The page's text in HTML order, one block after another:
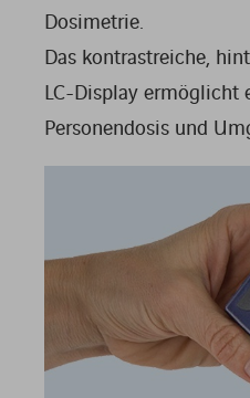
Dosimetrie.
Das kontrastreiche,
LC-Display ermöglicht
Personendosis und